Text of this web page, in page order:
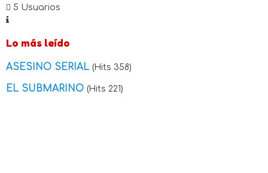
5 Usuarios
Lo más leído
ASESINO SERIAL (Hits 358)
EL SUBMARINO (Hits 221)